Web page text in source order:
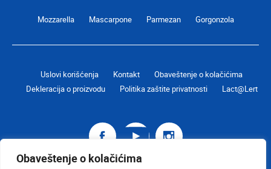
Obaveštenje o kolačićima
Mozzarella Mascarpone Parmezan Gorgonzola
Uslovi korišćenja Kontakt
Obaveštenje o kolačićima
Dekleracija o proizvodu
Politika zaštite privatnosti Lact@Lert
Galbani
surFacebook
Galbani
surYoutube
Galbani
surInstagram